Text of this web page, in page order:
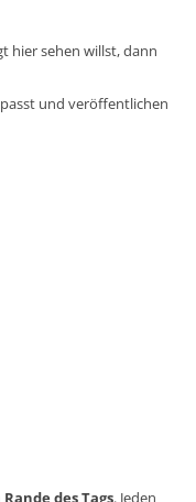
hier sehen willst, dann
und veröffentlichen
des Tags. Jeden